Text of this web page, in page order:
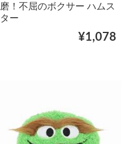
磨！不屈のボクサー ハムス
ター
¥1,078